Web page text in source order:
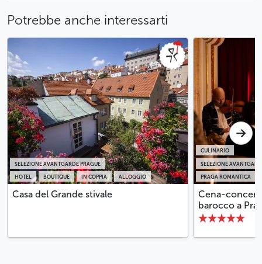
Potrebbe anche interessarti
HOTEL BOUTIQUE IN COPPIA ALLOGGIO
SELEZIONE AVANTGARDE PRAGUE
Casa del Grande stivale
PRAGA ROMANTICA
SELEZIONE
CULINARIO
Cena-
barocco a